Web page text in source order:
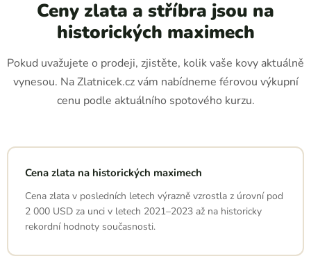
Ceny zlata a stříbra jsou na
historických maximech
Pokud uvažujete o prodeji, zjistěte, kolik vaše kovy aktuálně
vynesou. Na Zlatnicek.cz vám nabídneme férovou výkupní
cenu podle aktuálního spotového kurzu.
Cena zlata na historických maximech
Cena zlata v posledních letech výrazně vzrostla z úrovní pod
2 000 USD za unci v letech 2021–2023 až na historicky
rekordní hodnoty současnosti.